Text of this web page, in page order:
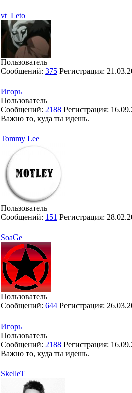
vt_Leto
Пользователь
Сообщений: 375 Регистрация:
Игорь
Пользователь
Сообщений: 2188 Регистрация:
Важно то, куда ты идешь.
Tommy Lee
Пользователь
Сообщений: 151 Регистрация:
SoaGe
Пользователь
Сообщений: 644 Регистрация:
Игорь
Пользователь
Сообщений: 2188 Регистрация:
Важно то, куда ты идешь.
SkelleT